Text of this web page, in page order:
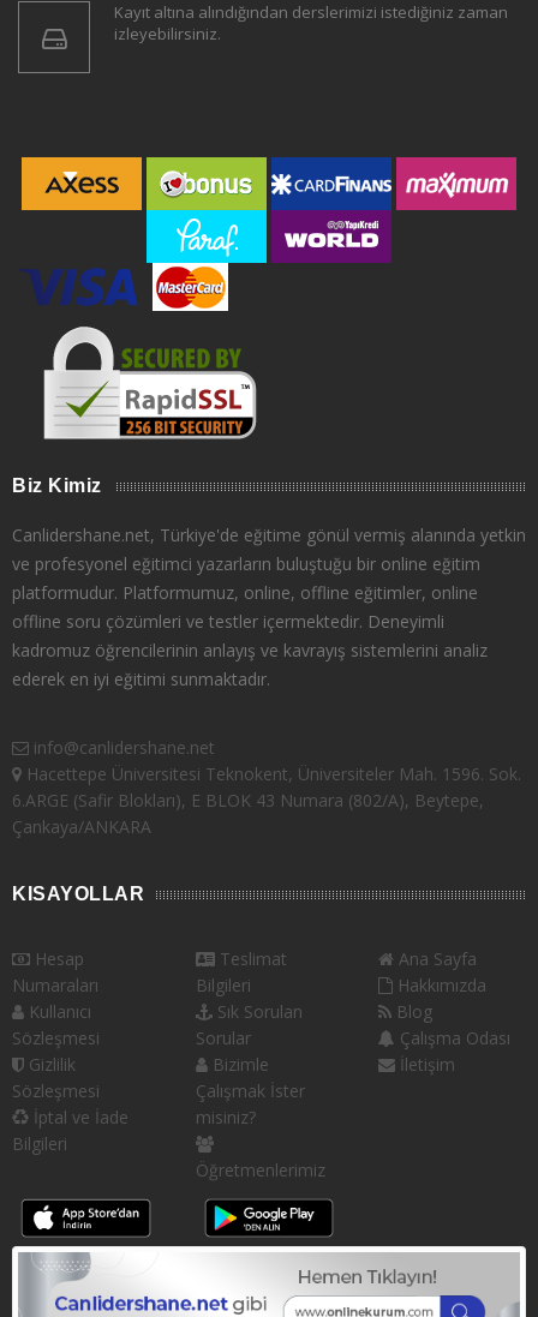
Kayıt altına alındığından derslerimizi istediğiniz zaman
izleyebilirsiniz.
Biz Kimiz
Canlidershane.net, Türkiye'de eğitime gönül vermiş alanında yetkin
ve profesyonel eğitimci yazarların buluştuğu bir online eğitim
platformudur. Platformumuz, online, offline eğitimler, online
offline soru çözümleri ve testler içermektedir. Deneyimli
kadromuz öğrencilerinin anlayış ve kavrayış sistemlerini analiz
ederek en iyi eğitimi sunmaktadır.
info@canlidershane.net
Hacettepe Üniversitesi Teknokent, Üniversiteler Mah. 1596. Sok.
6.ARGE (Safir Blokları), E BLOK 43 Numara (802/A), Beytepe,
Çankaya/ANKARA
KISAYOLLAR
Hesap
Numaraları
Kullanıcı
Sözleşmesi
Gizlilik
Sözleşmesi
İptal ve İade
Bilgileri
Teslimat
Bilgileri
Sık Sorulan
Sorular
Bizimle
Çalışmak İster
misiniz?
Öğretmenlerimiz
Ana Sayfa
Hakkımızda
Blog
Çalışma Odası
İletişim